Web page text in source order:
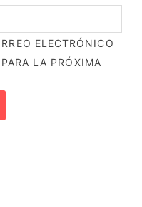
ELECTRÓNICO
LA PRÓXIMA